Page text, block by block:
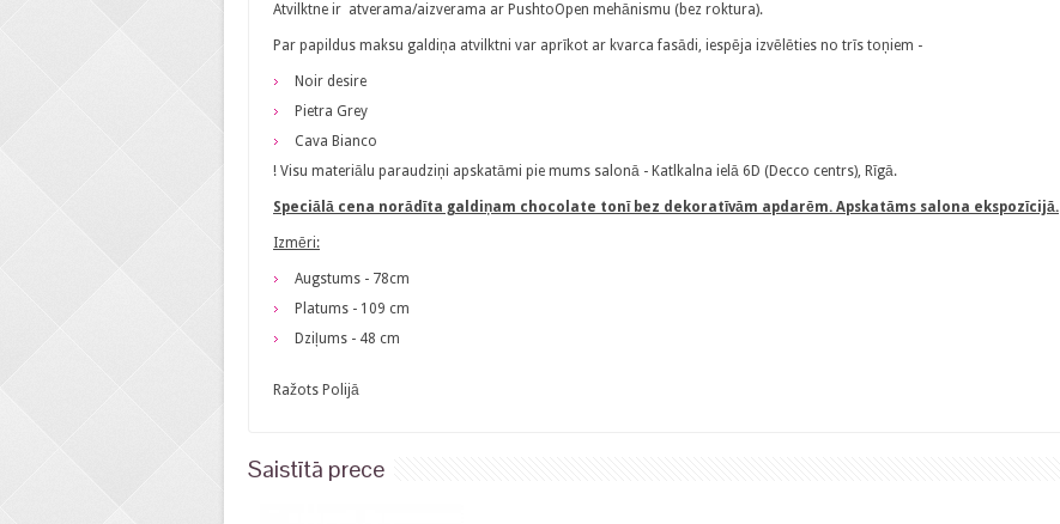
Atvilktne ir atverama/aizverama ar PushtoOpen mehānismu (bez roktura).
Par papildus maksu galdiņa atvilktni var aprīkot ar kvarca fasādi, iespēja izvēlēties no trīs toņiem -
Noir desire
Pietra Grey
Cava Bianco
! Visu materiālu paraudziņi apskatāmi pie mums salonā - Katlkalna ielā 6D (Decco centrs), Rīgā.
Speciālā cena norādīta galdiņam chocolate tonī bez dekoratīvām apdarēm. Apskatāms salona ekspozīcijā.
Izmēri:
Augstums - 78cm
Platums - 109 cm
Dziļums - 48 cm
Ražots Polijā
Saistītā prece